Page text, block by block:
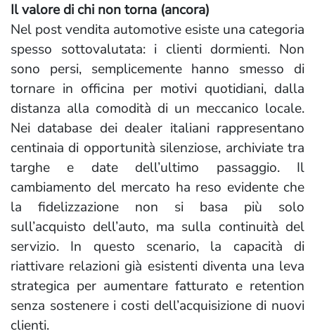
Il valore di chi non torna (ancora)
Nel post vendita automotive esiste una categoria
spesso sottovalutata: i clienti dormienti. Non
sono persi, semplicemente hanno smesso di
tornare in officina per motivi quotidiani, dalla
distanza alla comodità di un meccanico locale.
Nei database dei dealer italiani rappresentano
centinaia di opportunità silenziose, archiviate tra
targhe e date dell’ultimo passaggio. Il
cambiamento del mercato ha reso evidente che
la fidelizzazione non si basa più solo
sull’acquisto dell’auto, ma sulla continuità del
servizio. In questo scenario, la capacità di
riattivare relazioni già esistenti diventa una leva
strategica per aumentare fatturato e retention
senza sostenere i costi dell’acquisizione di nuovi
clienti.